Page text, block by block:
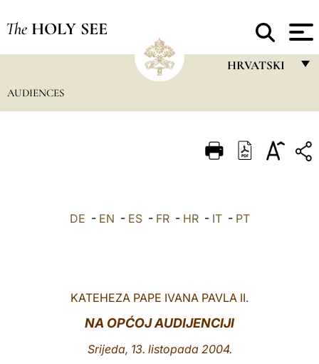
The HOLY SEE
HRVATSKI
ITALIANO
中文
LATINE
AUDIENCES
DE - EN - ES- FR- HR- IT- PT
KATEHEZA PAPE IVANA PAVLA II.
NA OPĆOJ AUDIJENCIJI
Srijeda, 13. listopada 2004.